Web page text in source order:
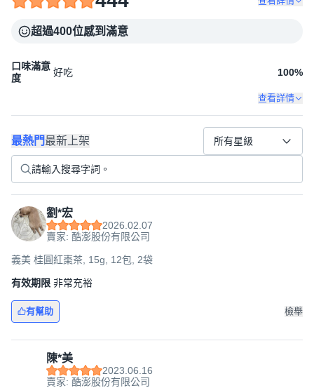
超過400位感到滿意
口味滿意
度
好吃 100%
查看詳情
最熱門最新上架 所有星級
劉*宏
2026.02.07
賣家: 酷澎股份有限公司
義美 桂圓紅棗茶, 15g, 12包, 2袋
有效期限 非常充裕
有幫助 檢舉
陳*美
2023.06.16
賣家: 酷澎股份有限公司